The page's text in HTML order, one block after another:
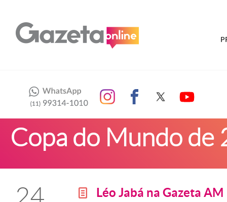
Copa do Mundo de
24 g Léo Jabá na Gazeta AM